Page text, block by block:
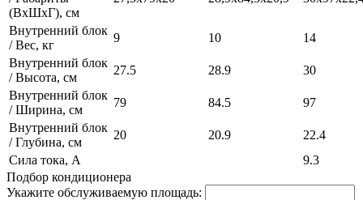
(ВхШхГ), см
Внутренний блок
/ Вес, кг
9 10
14
Внутренний блок
/ Высота, см
27.5 28.9
30
Внутренний блок
/ Ширина, см
79 84.5
97
Внутренний блок
/ Глубина, см
20 20.9
22.4
Сила тока, А
9.3
Подбор кондиционера
Укажите обслуживаемую площадь: